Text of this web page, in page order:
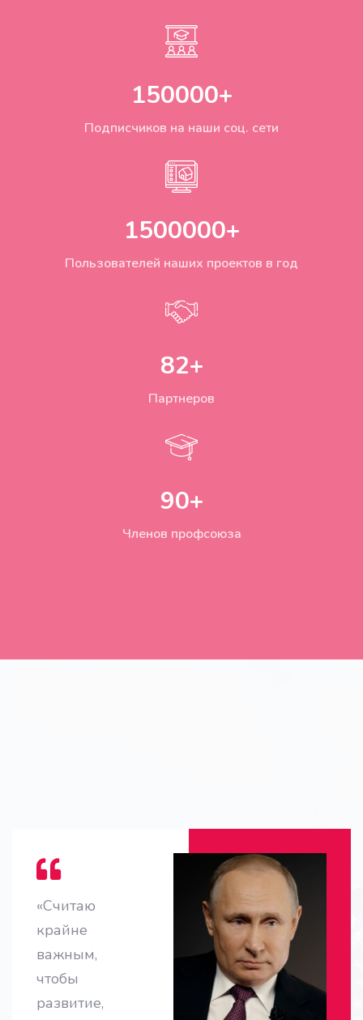
150000+
Подписчиков на наши соц. сети
1500000+
Пользователей наших проектов в год
82+
Партнеров
90+
Членов профсоюза
«Считаю
крайне
важным,
чтобы
развитие,